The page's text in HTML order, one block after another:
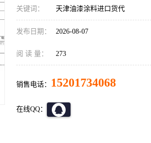
关键词： 天津油漆涂料进口货代
发布日期： 2026-08-07
阅 读 量： 273
销售电话： 15201734068
在线QQ：